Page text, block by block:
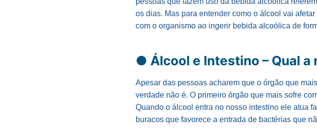
os dias. Mas para entender como o álcool vai
com o organismo ao ingerir bebida alcoólica de
● Álcool e Intestino – Qual a
Apesar das pessoas acharem que o órgão que
verdade não é. O primeiro órgão que mais sofre
Quando o álcool entra no nosso intestino ele atua
buracos que favorece a entrada de bactérias que